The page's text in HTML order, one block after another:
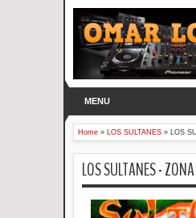
MENU
Home » LOS SULTANES » LOS
LOS SULTANES -